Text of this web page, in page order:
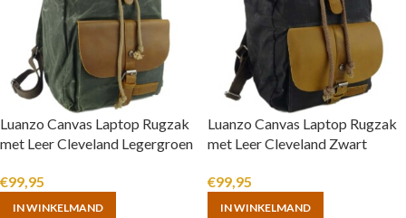
Luanzo Canvas Laptop Rugzak
met Leer Cleveland Legergroen
€99,95
IN WINKELMAND
Luanzo Canvas Laptop Rugzak
met Leer Cleveland Zwart
€99,95
IN WINKELMAND